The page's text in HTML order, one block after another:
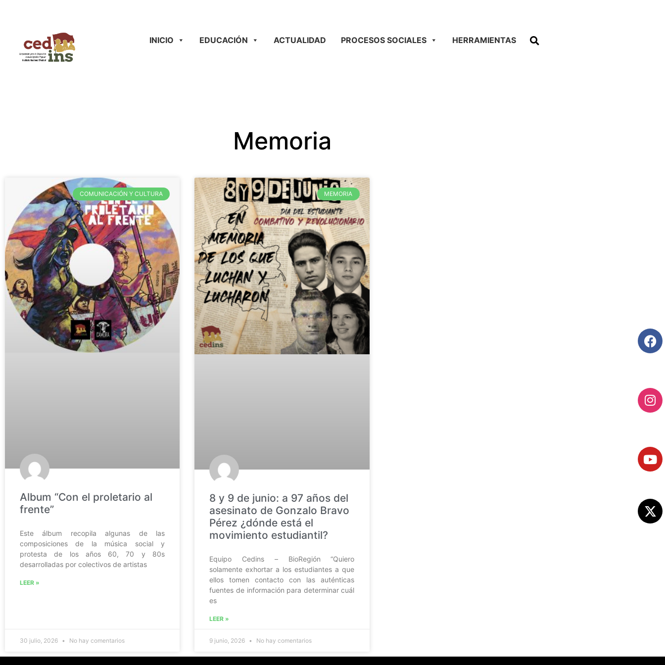
INICIO EDUCACIÓN ACTUALIDAD PROCESOS SOCIALES HERRAMIENTAS
Memoria
COMUNICACIÓN Y CULTURA
Album “Con el proletario al
frente”
Este álbum recopila algunas de las
composiciones de la música social y
protesta de los años 60, 70 y 80s
desarrolladas por colectivos de artistas
LEER »
30 julio, 2026 No hay comentarios
MEMORIA
8 y 9 de junio: a 97 años del
asesinato de Gonzalo Bravo
Pérez ¿dónde está el
movimiento estudiantil?
Equipo Cedins – BioRegión “Quiero
solamente exhortar a los estudiantes a que
ellos tomen contacto con las auténticas
fuentes de información para determinar cuál
es
LEER »
9 junio, 2026 No hay comentarios